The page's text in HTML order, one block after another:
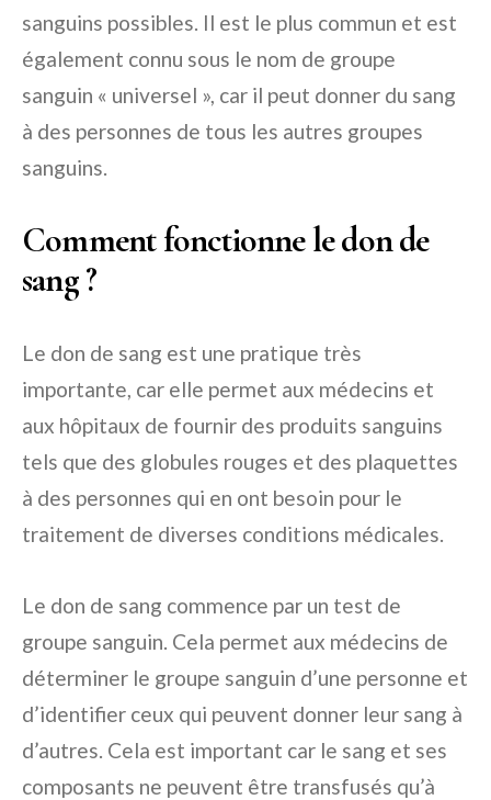
sanguins possibles. Il est le plus commun et est
également connu sous le nom de groupe
sanguin « universel », car il peut donner du sang
à des personnes de tous les autres groupes
sanguins.
Comment fonctionne le don de
sang ?
Le don de sang est une pratique très
importante, car elle permet aux médecins et
aux hôpitaux de fournir des produits sanguins
tels que des globules rouges et des plaquettes
à des personnes qui en ont besoin pour le
traitement de diverses conditions médicales.
Le don de sang commence par un test de
groupe sanguin. Cela permet aux médecins de
déterminer le groupe sanguin d’une personne et
d’identifier ceux qui peuvent donner leur sang à
d’autres. Cela est important car le sang et ses
composants ne peuvent être transfusés qu’à